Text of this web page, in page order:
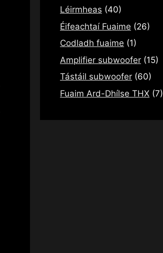
Léirmheas (40)
Éifeachtaí Fuaime (26)
Codladh fuaime (1)
Amplifier subwoofer (15)
Tástáil subwoofer (60)
Fuaim Ard-Dhílse THX (7)